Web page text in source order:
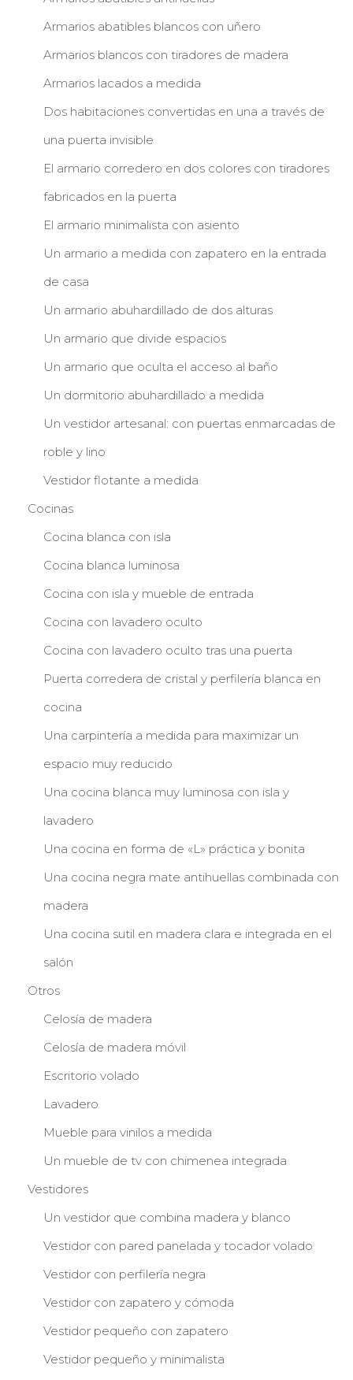
Armarios abatibles blancos con uñero
Armarios blancos con tiradores de madera
Armarios lacados a medida
Dos habitaciones convertidas en una a través de
una puerta invisible
El armario corredero en dos colores con tiradores
fabricados en la puerta
El armario minimalista con asiento
Un armario a medida con zapatero en la entrada
de casa
Un armario abuhardillado de dos alturas
Un armario que divide espacios
Un armario que oculta el acceso al baño
Un dormitorio abuhardillado a medida
Un vestidor artesanal: con puertas enmarcadas de
roble y lino
Vestidor flotante a medida
Cocinas
Cocina blanca con isla
Cocina blanca luminosa
Cocina con isla y mueble de entrada
Cocina con lavadero oculto
Cocina con lavadero oculto tras una puerta
Puerta corredera de cristal y perfilería blanca en
cocina
Una carpintería a medida para maximizar un
espacio muy reducido
Una cocina blanca muy luminosa con isla y
lavadero
Una cocina en forma de «L» práctica y bonita
Una cocina negra mate antihuellas combinada con
madera
Una cocina sutil en madera clara e integrada en el
salón
Otros
Celosía de madera
Celosía de madera móvil
Escritorio volado
Lavadero
Mueble para vinilos a medida
Un mueble de tv con chimenea integrada
Vestidores
Un vestidor que combina madera y blanco
Vestidor con pared panelada y tocador volado
Vestidor con perfilería negra
Vestidor con zapatero y cómoda
Vestidor pequeño con zapatero
Vestidor pequeño y minimalista